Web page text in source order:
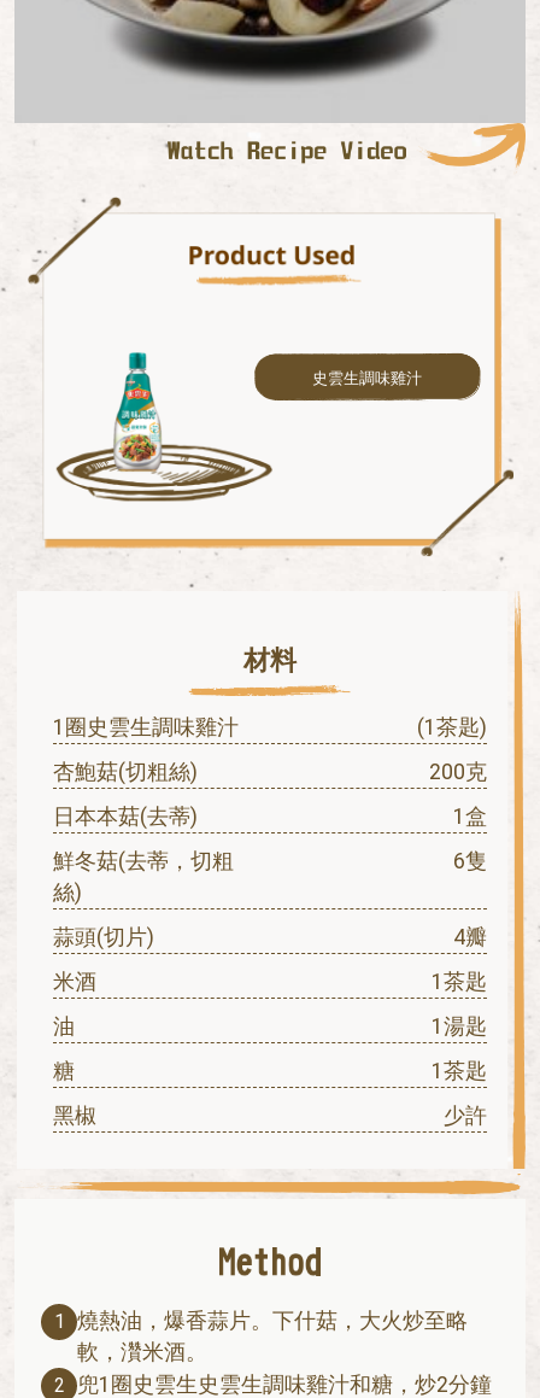
史雲生調味雞汁
材料
1圈史雲生調味雞汁
(1茶匙)
杏鮑菇(切粗絲)
200克
日本本菇(去蒂)
1盒
鮮冬菇(去蒂，切粗
絲)
6隻
蒜頭(切片)
4瓣
米酒
1茶匙
油
1湯匙
糖
1茶匙
黑椒
少許
1
燒熱油，爆香蒜片。下什菇，大火炒至略
軟，灒米酒。
2
兜1圈史雲生史雲生調味雞汁和糖，炒2分鐘